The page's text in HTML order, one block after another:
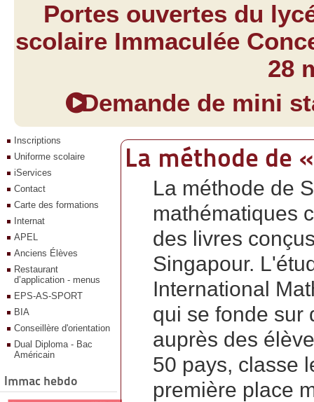
Portes ouvertes du
scolaire Immaculée
28
Demande de mini
Inscriptions
Uniforme scolaire
iServices
Contact
Carte des formations
Internat
APEL
Anciens Élèves
Restaurant
d’application - menus
EPS-AS-SPORT
BIA
Conseillère d'orientation
Dual Diploma - Bac
Américain
Immac hebdo
La méthode de
La méthode de
mathématiques
des livres
Singapour.
International
qui se fonde sur
auprès des
50 pays, classe
première place